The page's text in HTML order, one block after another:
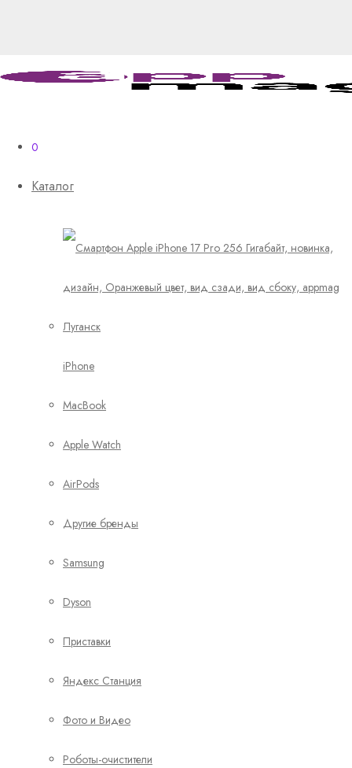
0
Каталог
iPhone
MacBook
Apple Watch
AirPods
Другие бренды
Samsung
Dyson
Приставки
Яндекс Станция
Фото и Видео
Роботы-очистители